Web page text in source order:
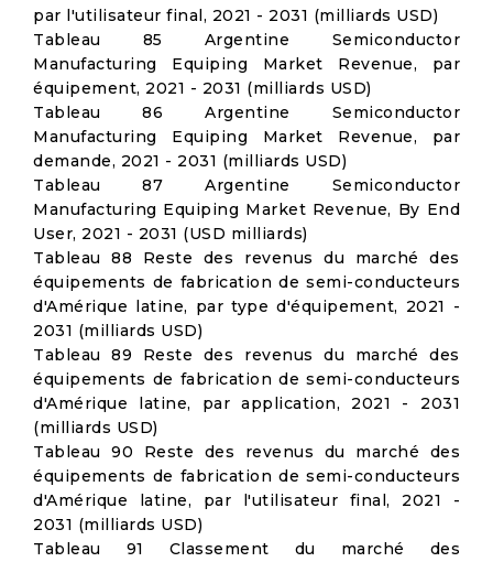
par l'utilisateur final, 2021 - 2031 (milliards USD)
Tableau 85 Argentine Semiconductor
Manufacturing Equiping Market Revenue, par
équipement, 2021 - 2031 (milliards USD)
Tableau 86 Argentine Semiconductor
Manufacturing Equiping Market Revenue, par
demande, 2021 - 2031 (milliards USD)
Tableau 87 Argentine Semiconductor
Manufacturing Equiping Market Revenue, By End
User, 2021 - 2031 (USD milliards)
Tableau 88 Reste des revenus du marché des
équipements de fabrication de semi-conducteurs
d'Amérique latine, par type d'équipement, 2021 -
2031 (milliards USD)
Tableau 89 Reste des revenus du marché des
équipements de fabrication de semi-conducteurs
d'Amérique latine, par application, 2021 - 2031
(milliards USD)
Tableau 90 Reste des revenus du marché des
équipements de fabrication de semi-conducteurs
d'Amérique latine, par l'utilisateur final, 2021 -
2031 (milliards USD)
Tableau 91 Classement du marché des